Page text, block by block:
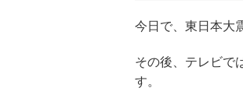
今日で、東日本大
その後、テレビで
す。